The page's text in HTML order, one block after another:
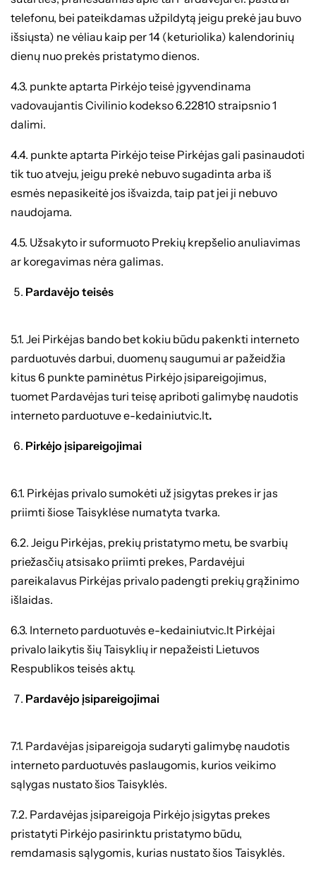
telefonu, bei pateikdamas užpildytą jeigu prekė jau buvo
išsiųsta) ne vėliau kaip per 14 (keturiolika) kalendorinių
dienų nuo prekės pristatymo dienos.
4.3. punkte aptarta Pirkėjo teisė įgyvendinama
vadovaujantis Civilinio kodekso 6.22810 straipsnio 1
dalimi.
4.4. punkte aptarta Pirkėjo teise Pirkėjas gali pasinaudoti
tik tuo atveju, jeigu prekė nebuvo sugadinta arba iš
esmės nepasikeitė jos išvaizda, taip pat jei ji nebuvo
naudojama.
4.5. Užsakyto ir suformuoto Prekių krepšelio anuliavimas
ar koregavimas nėra galimas.
Pardavėjo teisės
5.1. Jei Pirkėjas bando bet kokiu būdu pakenkti interneto
parduotuvės darbui, duomenų saugumui ar pažeidžia
kitus 6 punkte paminėtus Pirkėjo įsipareigojimus,
tuomet Pardavėjas turi teisę apriboti galimybę naudotis
interneto parduotuve e-kedainiutvic.lt.
Pirkėjo įsipareigojimai
6.1. Pirkėjas privalo sumokėti už įsigytas prekes ir jas
priimti šiose Taisyklėse numatyta tvarka.
6.2. Jeigu Pirkėjas, prekių pristatymo metu, be svarbių
priežasčių atsisako priimti prekes, Pardavėjui
pareikalavus Pirkėjas privalo padengti prekių grąžinimo
išlaidas.
6.3. Interneto parduotuvės e-kedainiutvic.lt Pirkėjai
privalo laikytis šių Taisyklių ir nepažeisti Lietuvos
Respublikos teisės aktų.
Pardavėjo įsipareigojimai
7.1. Pardavėjas įsipareigoja sudaryti galimybę naudotis
interneto parduotuvės paslaugomis, kurios veikimo
sąlygas nustato šios Taisyklės.
7.2. Pardavėjas įsipareigoja Pirkėjo įsigytas prekes
pristatyti Pirkėjo pasirinktu pristatymo būdu,
remdamasis sąlygomis, kurias nustato šios Taisyklės.